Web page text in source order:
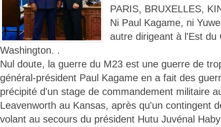
PARIS, BRUXELLES,
Ni Paul Kagame, ni
autre dirigeant à l'Est du
Washington. .
Nul doute, la guerre du M23 est une guerre de
général-président Paul Kagame en a fait des
précipité d'un stage de commandement militaire
Leavenworth au Kansas, après qu'un contingent
volant au secours du président Hutu Juvénal